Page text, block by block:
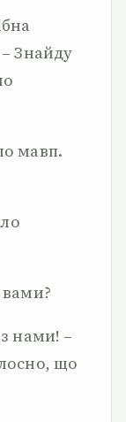
Знайду
мавп.
нами! –
що